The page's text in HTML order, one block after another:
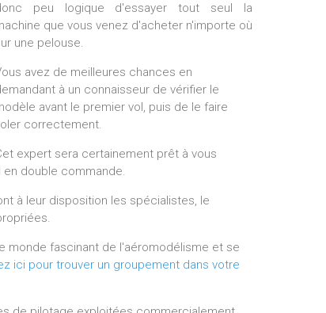
peu logique d'essayer tout seul la
que vous venez d'acheter n'importe où
une pelouse.
avez de meilleures chances en
à un connaisseur de vérifier le
avant le premier vol, puis de le faire
correctement.
expert sera certainement prêt à vous
double commande.
à leur disposition les spécialistes, le
monde fascinant de l'aéromodélisme et se
ici pour trouver un groupement dans votre